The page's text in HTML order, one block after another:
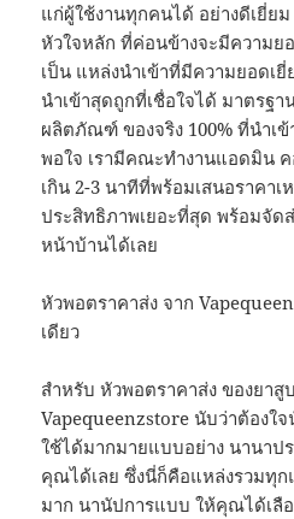
แก่ผู้ใช้งานทุกคนได้ อย่างดีเยี่ย
หัวใจหลัก ที่ค่อนข้างจะมีความย
เป็น แหล่งนำเข้าที่มีความยอดเ
นำเข้าสุดถูกที่เชื่อใจได้ มาตรฐ
ผลิตภัณฑ์ ของจริง 100% ที่นำเ
พอใจ เรามีคณะทำงานแอดมิน
เกิน 2-3 นาทีที่พร้อมเสนอราคา
ประสิทธิภาพเยอะที่สุด พร้อมจัด
หน้าบ้านได้เลย
หัวพอตราคาส่ง จาก
เดียว
สำหรับ หัวพอตราคาส่ง ของยา
Vapequeenzstore นับว่าต้องใ
ใช้ได้มากมายแบบอย่าง นานาป
คุณได้เลย ซึ่งนี่ก็คือแหล่งรวมทุก
มาก นานัปการแบบ ให้คุณได้เลื